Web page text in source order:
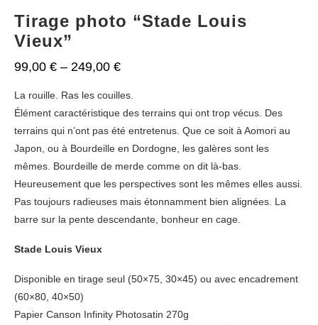
Tirage photo “Stade Louis
Vieux”
99,00 € – 249,00 €
La rouille. Ras les couilles.
Élément caractéristique des terrains qui ont trop vécus. Des
terrains qui n’ont pas été entretenus. Que ce soit à Aomori au
Japon, ou à Bourdeille en Dordogne, les galères sont les
mêmes. Bourdeille de merde comme on dit là-bas.
Heureusement que les perspectives sont les mêmes elles aussi.
Pas toujours radieuses mais étonnamment bien alignées. La
barre sur la pente descendante, bonheur en cage.
Stade Louis Vieux
Disponible en tirage seul (50×75, 30×45) ou avec encadrement
(60×80, 40×50)
Papier Canson Infinity Photosatin 270g